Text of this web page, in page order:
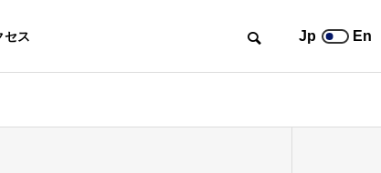
セス Jp En